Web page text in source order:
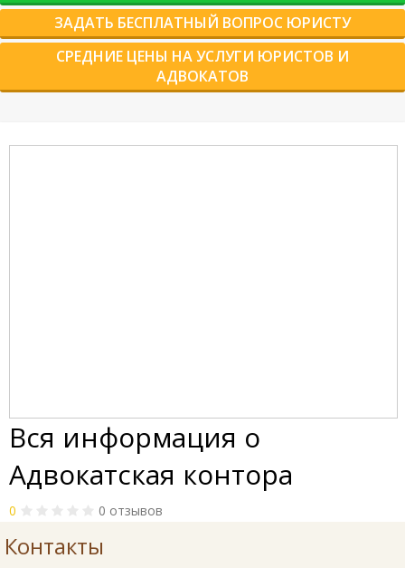
ЗАДАТЬ БЕСПЛАТНЫЙ ВОПРОС ЮРИСТУ
СРЕДНИЕ ЦЕНЫ НА УСЛУГИ ЮРИСТОВ И
АДВОКАТОВ
Вся информация о
Адвокатская контора
0 0 отзывов
Контакты